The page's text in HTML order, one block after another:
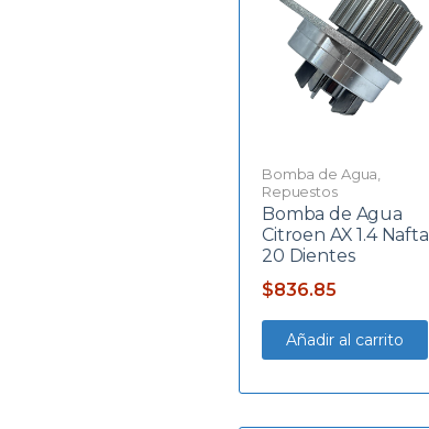
Bomba de Agua
Repuestos
Bomba de Agua
Citroen AX 1.4 Nafta
20 Dientes
$836.85
Añadir al carrito